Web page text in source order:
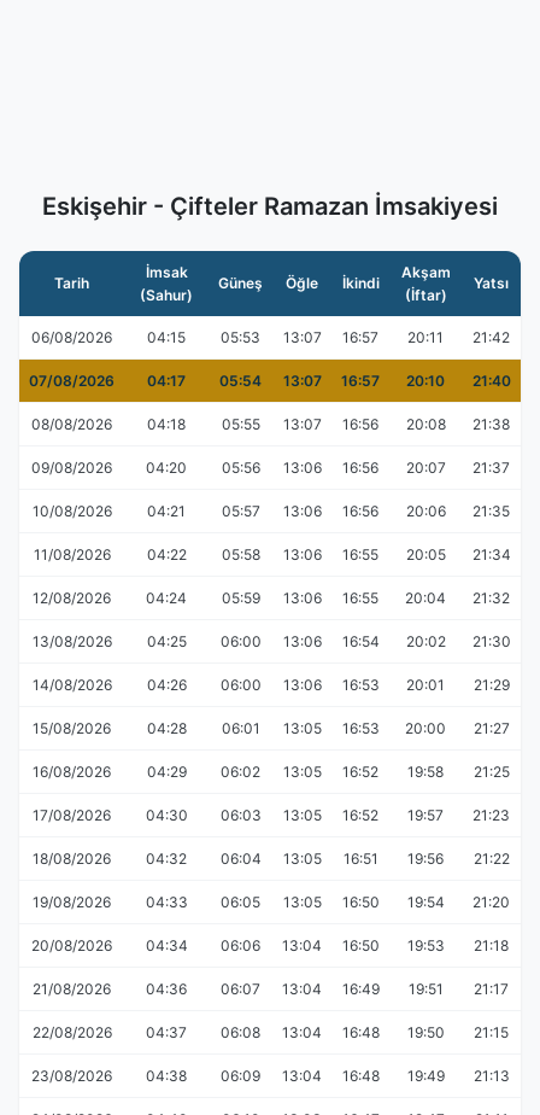
Eskişehir - Çifteler Ramazan İmsakiyesi
Tarih
İmsak
(Sahur)
Güneş Öğle İkindi
Akşam
(İftar)
Yatsı
06/08/2026 04:15 05:53 13:07 16:57 20:11 21:42
07/08/2026 04:17 05:54 13:07 16:57 20:10 21:40
08/08/2026 04:18 05:55 13:07 16:56 20:08 21:38
09/08/2026 04:20 05:56 13:06 16:56 20:07 21:37
10/08/2026 04:21 05:57 13:06 16:56 20:06 21:35
11/08/2026 04:22 05:58 13:06 16:55 20:05 21:34
12/08/2026 04:24 05:59 13:06 16:55 20:04 21:32
13/08/2026 04:25 06:00 13:06 16:54 20:02 21:30
14/08/2026 04:26 06:00 13:06 16:53 20:01 21:29
15/08/2026 04:28 06:01 13:05 16:53 20:00 21:27
16/08/2026 04:29 06:02 13:05 16:52 19:58 21:25
17/08/2026 04:30 06:03 13:05 16:52 19:57 21:23
18/08/2026 04:32 06:04 13:05 16:51 19:56 21:22
19/08/2026 04:33 06:05 13:05 16:50 19:54 21:20
20/08/2026 04:34 06:06 13:04 16:50 19:53 21:18
21/08/2026 04:36 06:07 13:04 16:49 19:51 21:17
22/08/2026 04:37 06:08 13:04 16:48 19:50 21:15
23/08/2026 04:38 06:09 13:04 16:48 19:49 21:13